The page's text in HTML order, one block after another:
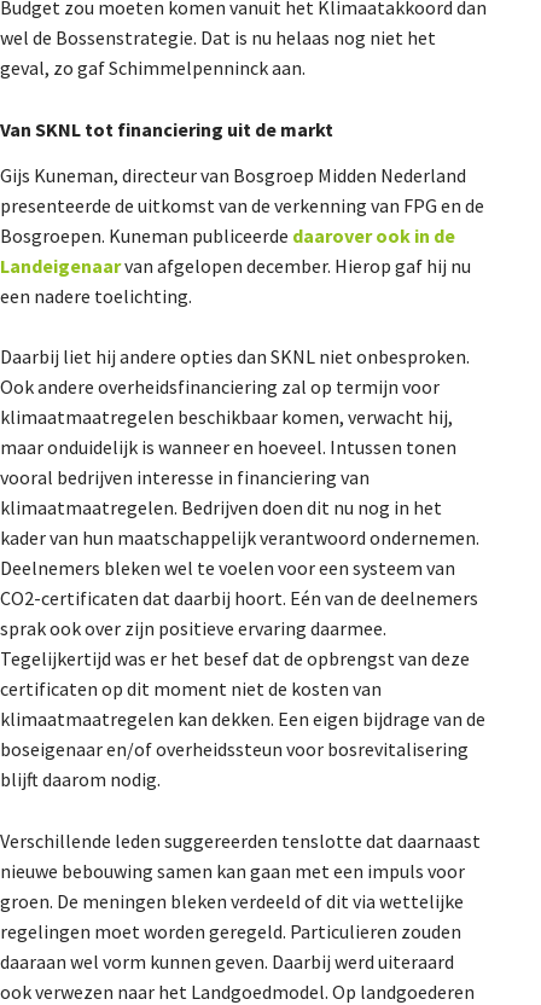
Budget zou moeten komen vanuit het Klimaatakkoord dan
wel de Bossenstrategie. Dat is nu helaas nog niet het
geval, zo gaf Schimmelpenninck aan.
Van SKNL tot financiering uit de markt
Gijs Kuneman, directeur van Bosgroep Midden Nederland
presenteerde de uitkomst van de verkenning van FPG en de
Bosgroepen. Kuneman publiceerde daarover ook in de
Landeigenaarvan afgelopen december. Hierop gaf hij nu
een nadere toelichting.
Daarbij liet hij andere opties dan SKNL niet onbesproken.
Ook andere overheidsfinanciering zal op termijn voor
klimaatmaatregelen beschikbaar komen, verwacht hij,
maar onduidelijk is wanneer en hoeveel. Intussen tonen
vooral bedrijven interesse in financiering van
klimaatmaatregelen. Bedrijven doen dit nu nog in het
kader van hun maatschappelijk verantwoord ondernemen.
Deelnemers bleken wel te voelen voor een systeem van
CO2-certificaten dat daarbij hoort. Eén van de deelnemers
sprak ook over zijn positieve ervaring daarmee.
Tegelijkertijd was er het besef dat de opbrengst van deze
certificaten op dit moment niet de kosten van
klimaatmaatregelen kan dekken. Een eigen bijdrage van de
boseigenaar en/of overheidssteun voor bosrevitalisering
blijft daarom nodig.
Verschillende leden suggereerden tenslotte dat daarnaast
nieuwe bebouwing samen kan gaan met een impuls voor
groen. De meningen bleken verdeeld of dit via wettelijke
regelingen moet worden geregeld. Particulieren zouden
daaraan wel vorm kunnen geven. Daarbij werd uiteraard
ook verwezen naar het Landgoedmodel. Op landgoederen